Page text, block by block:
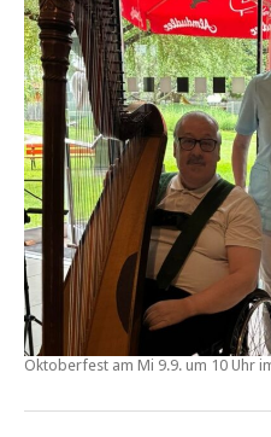
Oktoberfest am Mi 9.9. um 10 Uhr